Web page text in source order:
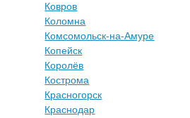
Ковров
Коломна
Комсомольск-на-Амуре
Копейск
Королёв
Кострома
Красногорск
Краснодар